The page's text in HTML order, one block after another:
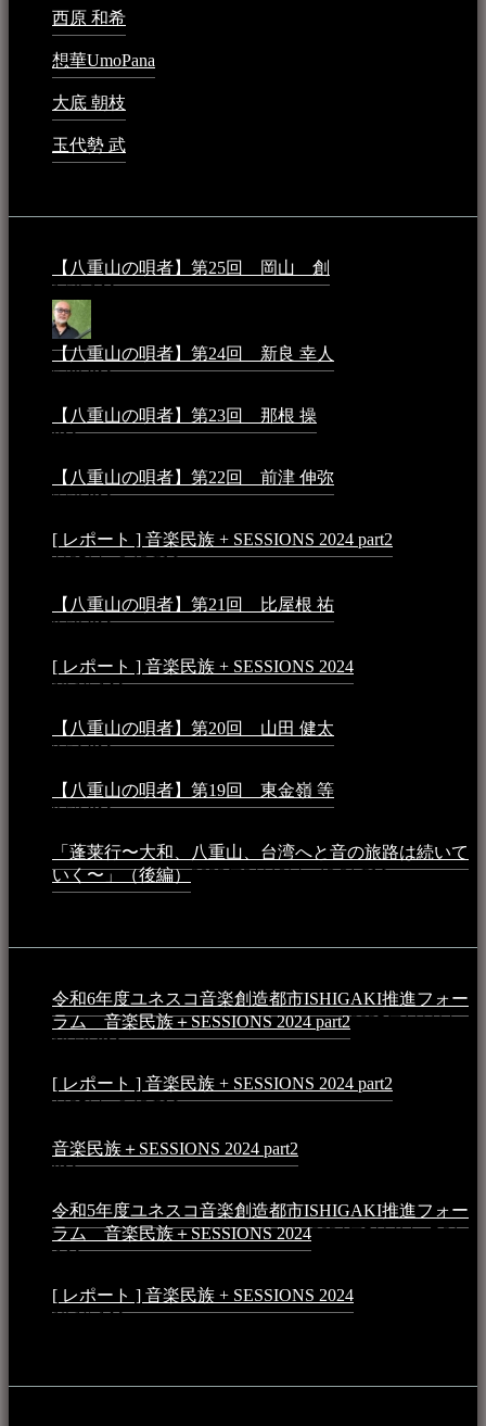
西原 和希
想華UmoPana
大底 朝枝
玉代勢 武
【八重山の唄者】第25回 岡山 創
1:50 AM
【八重山の唄者】第24回 新良 幸人
5:29 PM
【八重山の唄者】第23回 那根 操
PM
【八重山の唄者】第22回 前津 伸弥
7:50 PM
[ レポート ] 音楽民族 + SESSIONS 2024 part2
月25日 - 9:13 PM
【八重山の唄者】第21回 比屋根 祐
8:59 PM
[ レポート ] 音楽民族 + SESSIONS 2024
10:16 AM
【八重山の唄者】第20回 山田 健太
3:54 PM
【八重山の唄者】第19回 東金嶺 等
9:52 PM
「蓬莱行〜大和、八重山、台湾へと音の旅路は続いて
いく〜」（後編）2023年3月18日 - 12:31 PM
令和6年度ユネスコ音楽創造都市ISHIGAKI推進フォー
ラム 音楽民族＋SESSIONS 2024 part22025年1月1日 -
10:50 PM
[ レポート ] 音楽民族 + SESSIONS 2024 part2
月25日 - 9:13 PM
音楽民族＋SESSIONS 2024 part2
PM
令和5年度ユネスコ音楽創造都市ISHIGAKI推進フォー
ラム 音楽民族＋SESSIONS 20242024年5月4日 - 7:21
AM
[ レポート ] 音楽民族 + SESSIONS 2024
10:16 AM